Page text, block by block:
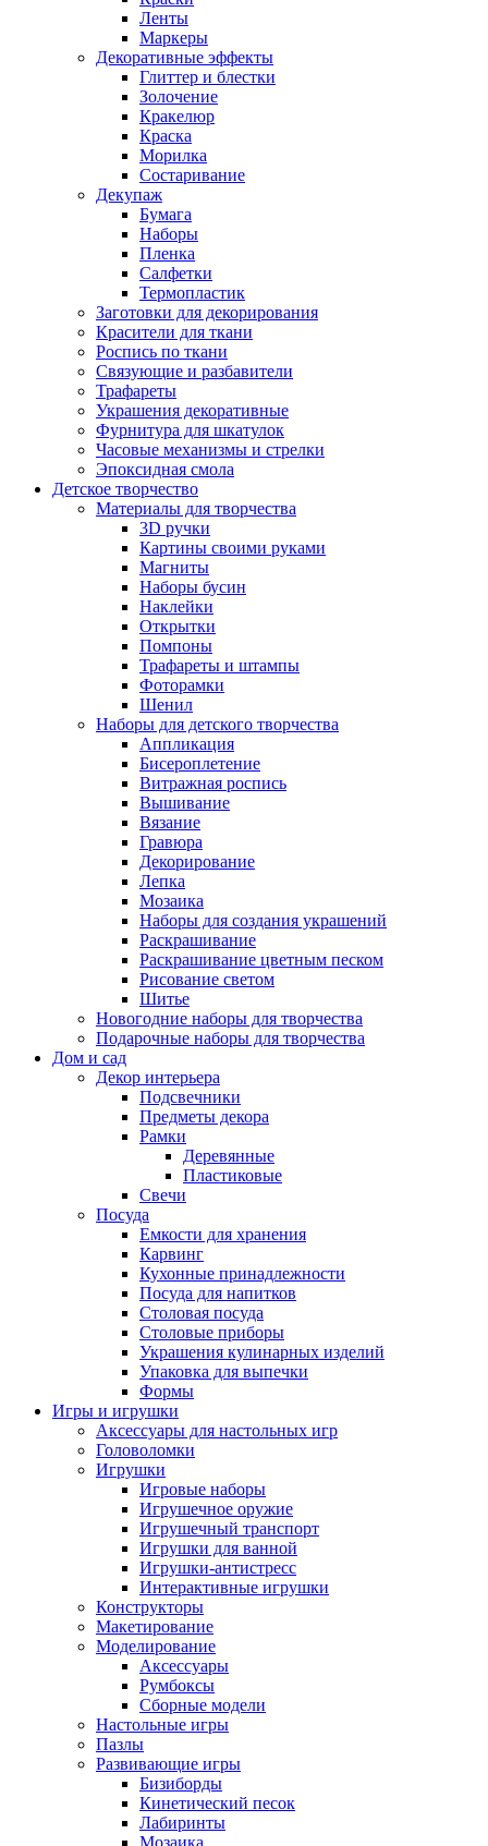
Ленты
Маркеры
Декоративные эффекты
Глиттер и блестки
Золочение
Кракелюр
Краска
Морилка
Состаривание
Декупаж
Бумага
Наборы
Пленка
Салфетки
Термопластик
Заготовки для декорирования
Красители для ткани
Роспись по ткани
Связующие и разбавители
Трафареты
Украшения декоративные
Фурнитура для шкатулок
Часовые механизмы и стрелки
Эпоксидная смола
Детское творчество
Материалы для творчества
3D ручки
Картины своими руками
Магниты
Наборы бусин
Наклейки
Открытки
Помпоны
Трафареты и штампы
Фоторамки
Шенил
Наборы для детского творчества
Аппликация
Бисероплетение
Витражная роспись
Вышивание
Вязание
Гравюра
Декорирование
Лепка
Мозаика
Наборы для создания украшений
Раскрашивание
Раскрашивание цветным песком
Рисование светом
Шитье
Новогодние наборы для творчества
Подарочные наборы для творчества
Дом и сад
Декор интерьера
Подсвечники
Предметы декора
Рамки
Деревянные
Пластиковые
Свечи
Посуда
Емкости для хранения
Карвинг
Кухонные принадлежности
Посуда для напитков
Столовая посуда
Столовые приборы
Украшения кулинарных изделий
Упаковка для выпечки
Формы
Игры и игрушки
Аксессуары для настольных игр
Головоломки
Игрушки
Игровые наборы
Игрушечное оружие
Игрушечный транспорт
Игрушки для ванной
Игрушки-антистресс
Интерактивные игрушки
Конструкторы
Макетирование
Моделирование
Аксессуары
Румбоксы
Сборные модели
Настольные игры
Пазлы
Развивающие игры
Бизиборды
Кинетический песок
Лабиринты
Мозаика